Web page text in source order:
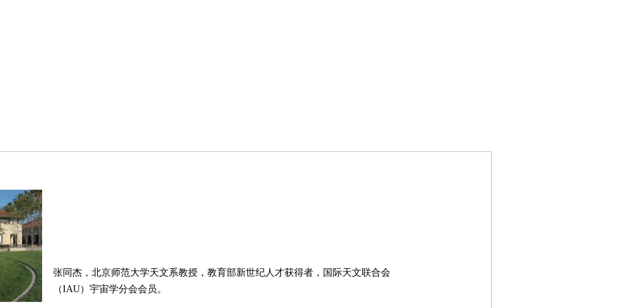
张同杰，北京师范大学天文系教授，教育部新世纪人才获得者，国际天文联合会
（IAU）宇宙学分会会员。